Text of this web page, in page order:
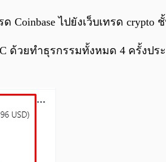
ไปยังเว็บเทรด
ด้วยทำธุรกรรมทั้งหมด 4 ครั้งป